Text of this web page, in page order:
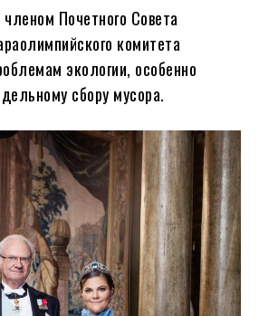
Почетного Совета
комитета
экологии, особенно
сбору мусора.